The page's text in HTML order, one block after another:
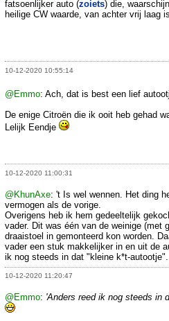
fatsoenlijker auto (zoiets) die,
heilige CW waarde, van achter vrij laag
10-12-2020 10:55:14
@Emmo: Ach, dat is best een lief
De enige Citroën die ik ooit heb gehad
Lelijk Eendje
10-12-2020 11:00:31
@KhunAxe: 't Is wel wennen. Het ding
vermogen als de vorige.
Overigens heb ik hem gedeeltelijk
vader. Dit was één van de weinige (met
draaistoel in gemonteerd kon worden.
vader een stuk makkelijker in en uit de
ik nog steeds in dat "kleine k*t-autootje".
10-12-2020 11:20:47
@Emmo: 'Anders reed ik nog steeds in